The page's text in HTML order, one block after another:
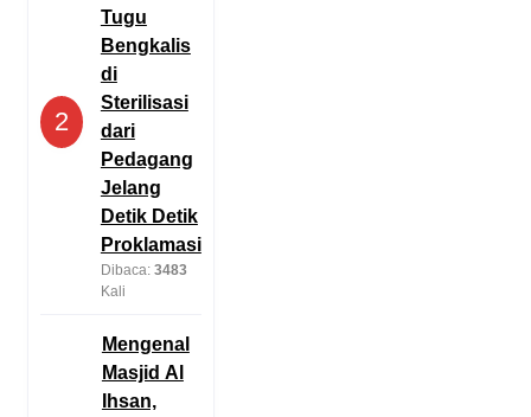
2
Tugu
Bengkalis
di
Sterilisasi
dari
Pedagang
Jelang
Detik Detik
Proklamasi
Dibaca: 3483
Kali
Mengenal
Masjid Al
Ihsan,